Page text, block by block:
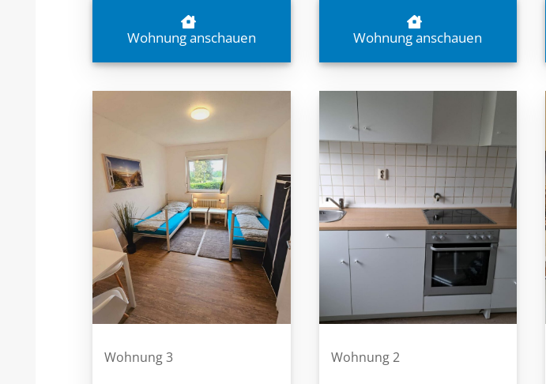
Wohnung anschauen Wohnung anschauen
Wohnung 3 Wohnung 2